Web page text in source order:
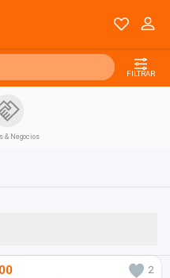
FILTRAR
& Negocios
2